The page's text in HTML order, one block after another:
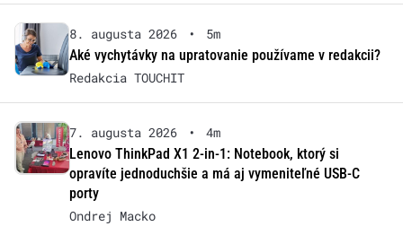
8. augusta 2026 •
5m
Aké vychytávky na upratovanie používame v redakcii?
Redakcia TOUCHIT
7. augusta 2026 •
4m
Lenovo ThinkPad X1 2-in-1: Notebook, ktorý si
opravíte jednoduchšie a má aj vymeniteľné USB-C
porty
Ondrej Macko